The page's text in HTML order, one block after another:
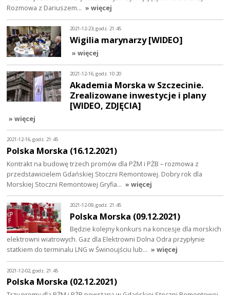
Rozmowa z Dariuszem… » więcej
2021-12-23, godz. 21:45
Wigilia marynarzy [WIDEO]
» więcej
2021-12-16, godz. 10:20
Akademia Morska w Szczecinie.
Zrealizowane inwestycje i plany
[WIDEO, ZDJĘCIA]
» więcej
2021-12-16, godz. 21:45
Polska Morska (16.12.2021)
Kontrakt na budowę trzech promów dla PŻM i PŻB – rozmowa z
przedstawicielem Gdańskiej Stoczni Remontowej. Dobry rok dla
Morskiej Stoczni Remontowej Gryfia… » więcej
2021-12-09, godz. 21:45
Polska Morska (09.12.2021)
Będzie kolejny konkurs na koncesje dla morskich
elektrowni wiatrowych. Gaz dla Elektrowni Dolna Odra przypłynie
statkiem do terminalu LNG w Świnoujściu lub… » więcej
2021-12-02, godz. 21:45
Polska Morska (02.12.2021)